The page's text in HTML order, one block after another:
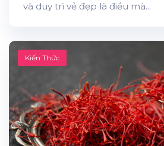
và duy trì vẻ đẹp là điều mà...
Kiến Thức